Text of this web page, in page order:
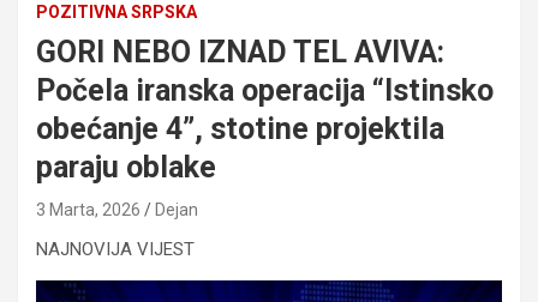
POZITIVNA SRPSKA
GORI NEBO IZNAD TEL AVIVA:
Počela iranska operacija “Istinsko
obećanje 4”, stotine projektila
paraju oblake
3 Marta, 2026 Dejan
NAJNOVIJA VIJEST